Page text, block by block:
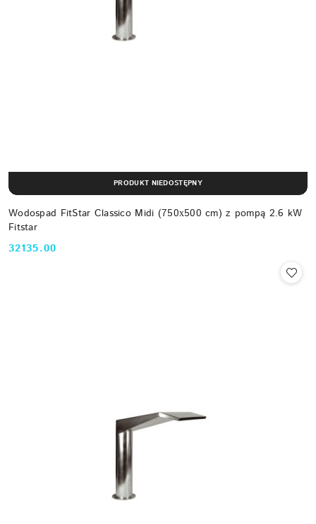
Wodospad FitStar Classico Midi (750х500 cm) z pompą 2.6 kW
Fitstar
Cena:
32135.00
PRODUKT NIEDOSTĘPNY